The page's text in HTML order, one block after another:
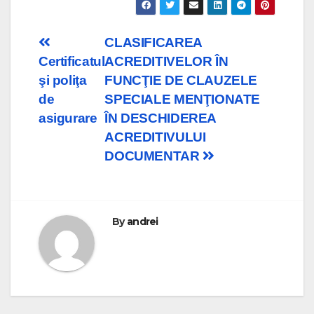
Post
navigation
CLASIFICAREA
ACREDITIVELOR ÎN
FUNCŢIE DE CLAUZELE
SPECIALE MENŢIONATE
ÎN DESCHIDEREA
ACREDITIVULUI
DOCUMENTAR
Certificatul
şi poliţa
de
asigurare
Byandrei